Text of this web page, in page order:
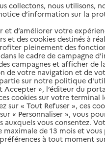
recherche aux favoris
collectons, nous utilisons,
d’information sur la
et d’améliorer votre
et des cookies destinés à
pleinement des
le cadre de campagne
campagnes et afficher de
de votre navigation et de
sur notre politique
Accepter », l’éditeur du
cookies sur votre terminal
sur « Tout Refuser », ces
« Personnaliser », vous
auxquels vous consentez.
maximale de 13 mois et
à tout moment